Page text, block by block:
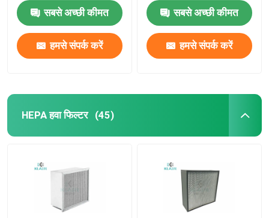
सबसे अच्छी कीमत
हमसे संपर्क करें
सबसे अच्छी कीमत
हमसे संपर्क करें
HEPA हवा फिल्टर (45)